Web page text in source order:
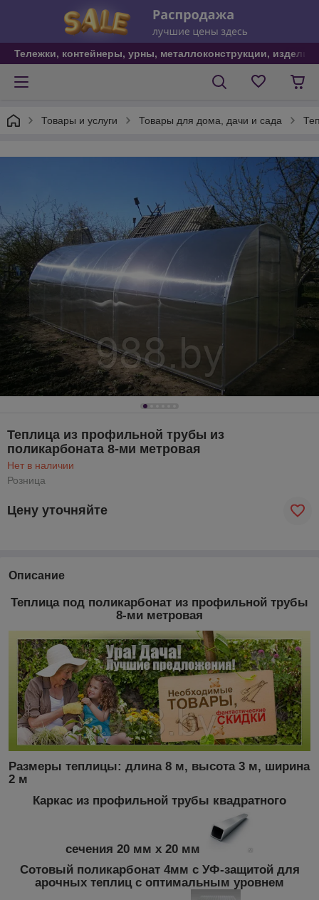
Тележки, контейнеры, урны, металлоконструкции,
Товары и услуги Товары для дома, дачи и сада
Теплица из профильной трубы из
поликарбоната 8-ми метровая
Нет в наличии
Розница
Цену уточняйте
Описание
Теплица под поликарбонат из профильной трубы
8-ми метровая
Размеры теплицы: длина 8 м, высота 3 м, ширина
2 м
Каркас из профильной трубы квадратного
сечения 20 мм х 20 мм
Сотовый поликарбонат 4мм с УФ-защитой для
арочных теплиц с оптимальным уровнем